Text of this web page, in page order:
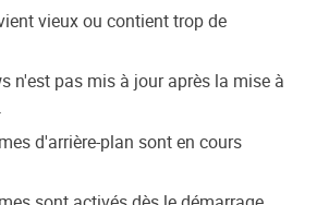
vieux ou contient trop de
n'est pas mis à jour après la mise à
d'arrière-plan sont en cours